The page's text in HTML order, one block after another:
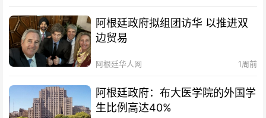
阿根廷政府拟组团访华 以推进双
边贸易
阿根廷华人网 1周前
阿根廷政府：布大医学院的外国学
生比例高达40%